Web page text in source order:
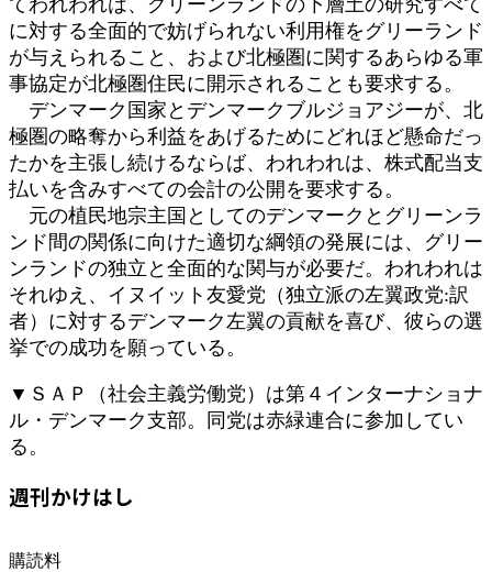
に対する全面的で妨げられない利用権をグリーランド
が与えられること、および北極圏に関するあらゆる軍
事協定が北極圏住民に開示されることも要求する。
デンマーク国家とデンマークブルジョアジーが、北
極圏の略奪から利益をあげるためにどれほど懸命だっ
たかを主張し続けるならば、われわれは、株式配当支
払いを含みすべての会計の公開を要求する。
元の植民地宗主国としてのデンマークとグリーンラ
ンド間の関係に向けた適切な綱領の発展には、グリー
ンランドの独立と全面的な関与が必要だ。われわれは
それゆえ、イヌイット友愛党（独立派の左翼政党:訳
者）に対するデンマーク左翼の貢献を喜び、彼らの選
挙での成功を願っている。
▼ＳＡＰ（社会主義労働党）は第４インターナショナ
ル・デンマーク支部。同党は赤緑連合に参加してい
る。
週刊かけはし
購読料